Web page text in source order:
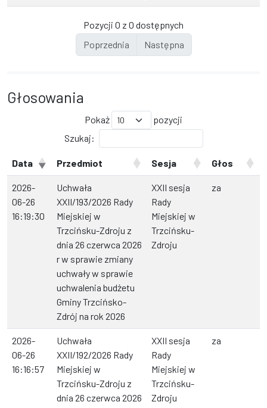
Pozycji 0 z 0 dostępnych
Poprzednia
Następna
Głosowania
Pokaż
pozycji
Szukaj:
Data Przedmiot Sesja Głos
2026-
06-26
16:19:30
Uchwała
XXII/193/2026 Rady
Miejskiej w
Trzcińsku-Zdroju z
dnia 26 czerwca 2026
r w sprawie zmiany
uchwały w sprawie
uchwalenia budżetu
Gminy Trzcińsko-
Zdrój na rok 2026
XXII sesja
Rady
Miejskiej w
Trzcińsku-
Zdroju
za
2026-
06-26
16:16:57
Uchwała
XXII/192/2026 Rady
Miejskiej w
Trzcińsku-Zdroju z
dnia 26 czerwca 2026
XXII sesja
Rady
Miejskiej w
Trzcińsku-
Zdroju
za